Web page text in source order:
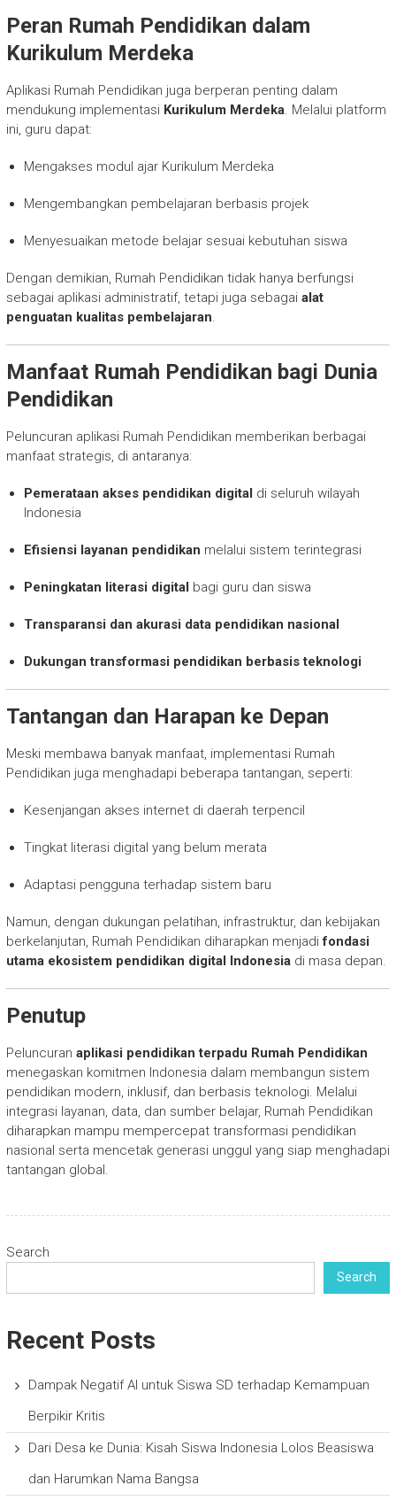
Peran Rumah Pendidikan dalam
Kurikulum Merdeka
Aplikasi Rumah Pendidikan juga berperan penting dalam
mendukung implementasi Kurikulum Merdeka. Melalui platform
ini, guru dapat:
Mengakses modul ajar Kurikulum Merdeka
Mengembangkan pembelajaran berbasis projek
Menyesuaikan metode belajar sesuai kebutuhan siswa
Dengan demikian, Rumah Pendidikan tidak hanya berfungsi
sebagai aplikasi administratif, tetapi juga sebagai alat
penguatan kualitas pembelajaran.
Manfaat Rumah Pendidikan bagi Dunia
Pendidikan
Peluncuran aplikasi Rumah Pendidikan memberikan berbagai
manfaat strategis, di antaranya:
Pemerataan akses pendidikan digital di seluruh wilayah
Indonesia
Efisiensi layanan pendidikan melalui sistem terintegrasi
Peningkatan literasi digital bagi guru dan siswa
Transparansi dan akurasi data pendidikan nasional
Dukungan transformasi pendidikan berbasis teknologi
Tantangan dan Harapan ke Depan
Meski membawa banyak manfaat, implementasi Rumah
Pendidikan juga menghadapi beberapa tantangan, seperti:
Kesenjangan akses internet di daerah terpencil
Tingkat literasi digital yang belum merata
Adaptasi pengguna terhadap sistem baru
Namun, dengan dukungan pelatihan, infrastruktur, dan kebijakan
berkelanjutan, Rumah Pendidikan diharapkan menjadifondasi
utama ekosistem pendidikan digital Indonesiadi masa depan.
Penutup
Peluncuran aplikasi pendidikan terpadu Rumah Pendidikan
menegaskan komitmen Indonesia dalam membangun sistem
pendidikan modern, inklusif, dan berbasis teknologi. Melalui
integrasi layanan, data, dan sumber belajar, Rumah Pendidikan
diharapkan mampu mempercepat transformasi pendidikan
nasional serta mencetak generasi unggul yang siap menghadapi
tantangan global.
Search
Search
Recent Posts
Dampak Negatif AI untuk Siswa SD terhadap Kemampuan
Berpikir Kritis
Dari Desa ke Dunia: Kisah Siswa Indonesia Lolos Beasiswa
dan Harumkan Nama Bangsa